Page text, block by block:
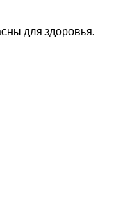
для здоровья.